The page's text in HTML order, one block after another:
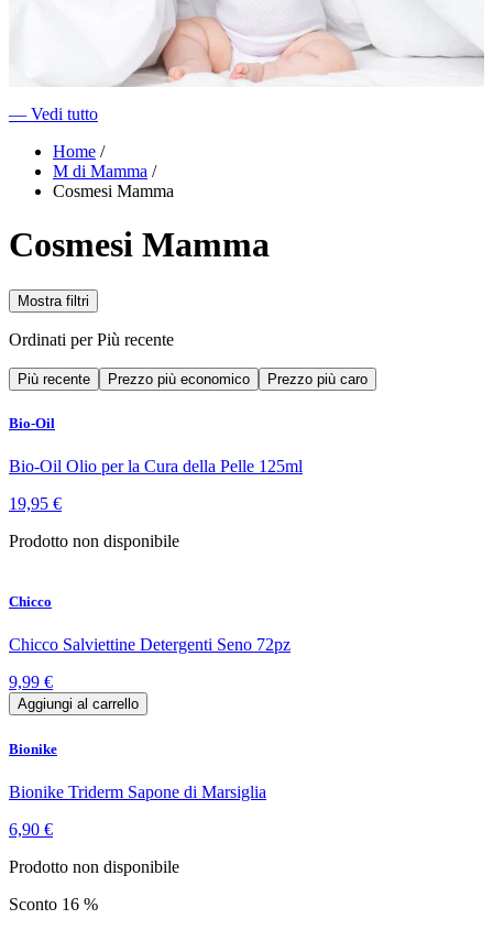
― Vedi tutto
Home /
M di Mamma /
Cosmesi Mamma
Cosmesi Mamma
Mostra filtri
Ordinati perPiù recente
Più recente Prezzo più economico Prezzo più caro
Bio-Oil
Bio-Oil Olio per la Cura della Pelle 125ml
19,95 €
Prodotto non disponibile
Chicco
Chicco Salviettine Detergenti Seno 72pz
9,99 €
Aggiungi al carrello
Bionike
Bionike Triderm Sapone di Marsiglia
6,90 €
Prodotto non disponibile
Sconto 16 %